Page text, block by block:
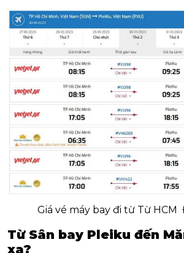
Giá vé máy bay đi từ Từ
Từ Sân bay Pleiku đến
xa?